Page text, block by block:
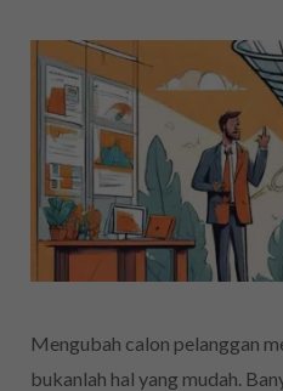
Mengubah calon pelanggan
bukanlah hal yang mudah.